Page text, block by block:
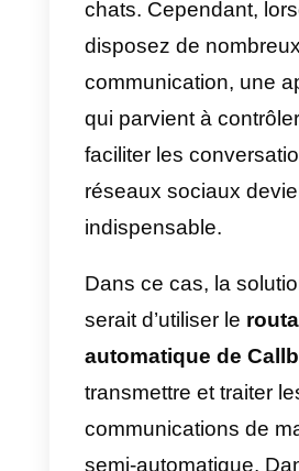
peuvent être
directement
Telegram.
5) Partage de
de la position
est possible de
emplacement
qui en fait l’une
pour la livraison.